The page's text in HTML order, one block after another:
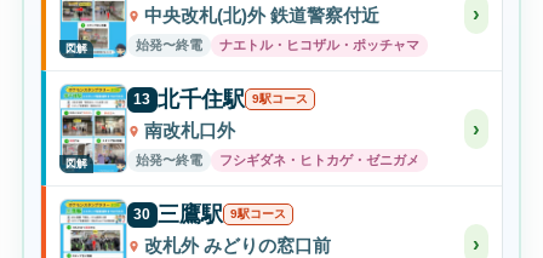
図解
中央改札(北)外 鉄道警察付近
始発〜終電 ナエトル・ヒコザル・ポッチャマ
›
図解
13 北千住駅 9駅コース
南改札口外
始発〜終電 フシギダネ・ヒトカゲ・ゼニガメ
›
30 三鷹駅 9駅コース
改札外 みどりの窓口前 ›